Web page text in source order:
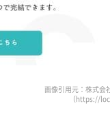
画像引用元：株式会
（https://